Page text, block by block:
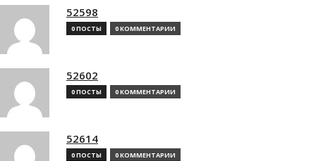
52598
0 ПОСТЫ 0 КОММЕНТАРИИ
52602
0 ПОСТЫ 0 КОММЕНТАРИИ
52614
0 ПОСТЫ 0 КОММЕНТАРИИ